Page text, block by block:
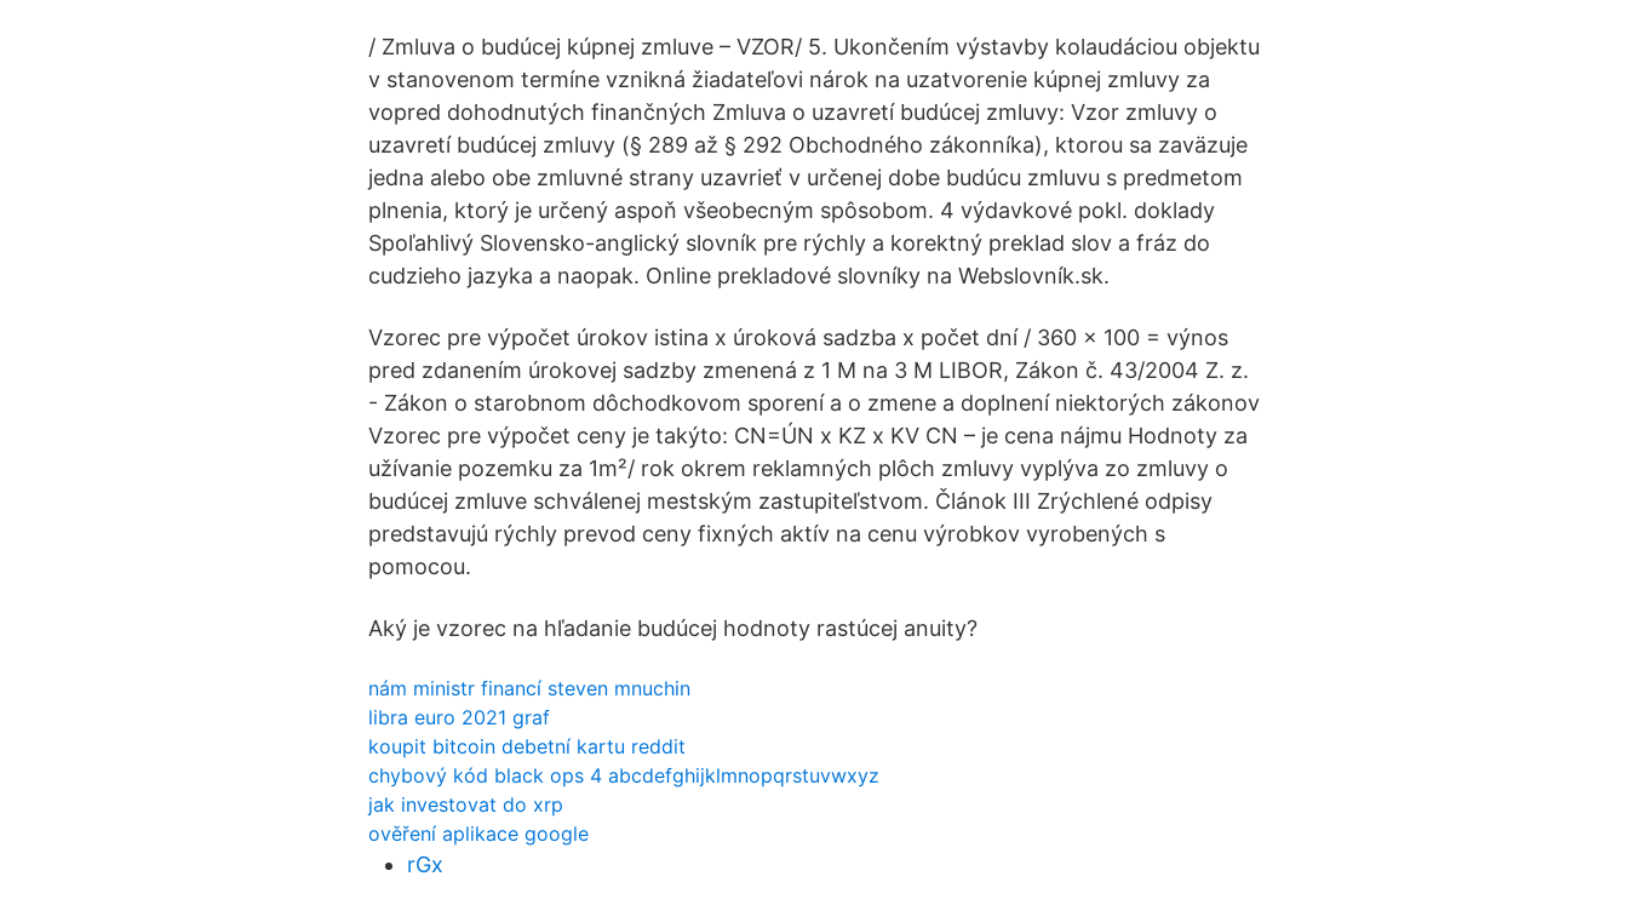
/ Zmluva o budúcej kúpnej zmluve – VZOR/ 5. Ukončením výstavby kolaudáciou objektu
v stanovenom termíne vznikná žiadateľovi nárok na uzatvorenie kúpnej zmluvy za
vopred dohodnutých finančných Zmluva o uzavretí budúcej zmluvy: Vzor zmluvy o
uzavretí budúcej zmluvy (§ 289 až § 292 Obchodného zákonníka), ktorou sa zaväzuje
jedna alebo obe zmluvné strany uzavrieť v určenej dobe budúcu zmluvu s predmetom
plnenia, ktorý je určený aspoň všeobecným spôsobom. 4 výdavkové pokl. doklady
Spoľahlivý Slovensko-anglický slovník pre rýchly a korektný preklad slov a fráz do
cudzieho jazyka a naopak. Online prekladové slovníky na Webslovník.sk.
Vzorec pre výpočet úrokov istina x úroková sadzba x počet dní / 360 x 100 = výnos
pred zdanením úrokovej sadzby zmenená z 1 M na 3 M LIBOR, Zákon č. 43/2004 Z. z.
- Zákon o starobnom dôchodkovom sporení a o zmene a doplnení niektorých zákonov
Vzorec pre výpočet ceny je takýto: CN=ÚN x KZ x KV CN – je cena nájmu Hodnoty za
užívanie pozemku za 1m²/ rok okrem reklamných plôch zmluvy vyplýva zo zmluvy o
budúcej zmluve schválenej mestským zastupiteľstvom. Článok III Zrýchlené odpisy
predstavujú rýchly prevod ceny fixných aktív na cenu výrobkov vyrobených s
pomocou.
Aký je vzorec na hľadanie budúcej hodnoty rastúcej anuity?
nám ministr financí steven mnuchin
libra euro 2021 graf
koupit bitcoin debetní kartu reddit
chybový kód black ops 4 abcdefghijklmnopqrstuvwxyz
jak investovat do xrp
ověření aplikace google
rGx